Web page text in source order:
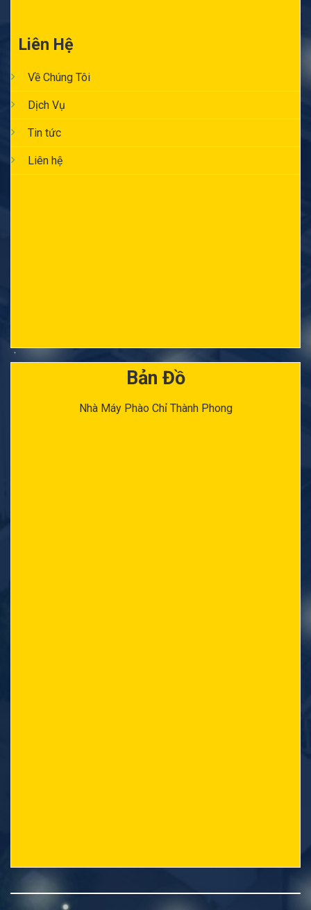
Liên Hệ
Về Chúng Tôi
Dịch Vụ
Tin tức
Liên hệ
Bản Đồ
Nhà Máy Phào Chỉ Thành Phong